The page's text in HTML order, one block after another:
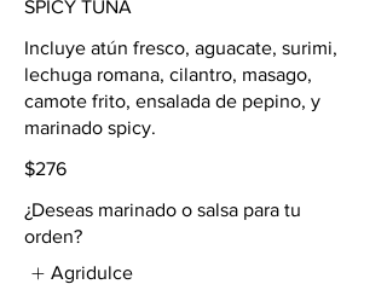
SPICY TUNA
Incluye atún fresco, aguacate, surimi,
lechuga romana, cilantro, masago,
camote frito, ensalada de pepino, y
marinado spicy.
$276
¿Deseas marinado o salsa para tu
orden?
Agridulce